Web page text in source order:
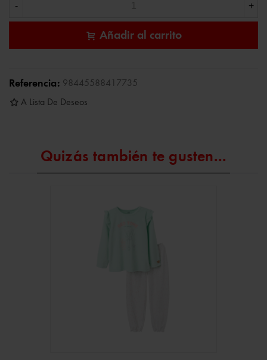
- +
Añadir al carrito
Referencia: 98445588417735
A Lista De Deseos
Quizás también te gusten...